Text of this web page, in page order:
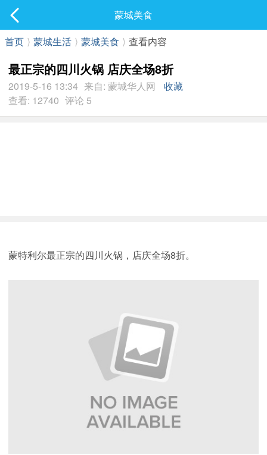
最新发表
蒙城美食
首页 ⟩ 蒙城生活 ⟩ 蒙城美食 ⟩ 查看内容
最正宗的四川火锅 店庆全场8折
2019-5-16 13:34 来自: 蒙城华人网
收藏
查看: 12740 评论 5
蒙特利尔最正宗的四川火锅，店庆全场8折。